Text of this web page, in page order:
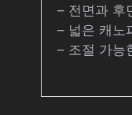
– 전면과 후
– 넓은 캐노
– 조절 가능